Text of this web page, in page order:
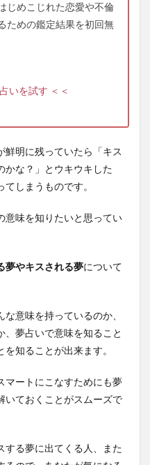
じめこじれた恋愛や不倫
ための鑑定結果を初回無
いを試す ＜＜
鮮明に残っていたら「キス
かな？」とウキウキした
しまうものです。
意味を知りたいと思ってい
夢やキスされる夢について
意味を持っているのか、
、夢占いで意味を知ること
知ることが出来ます。
マートにこなすためにも夢
いておくことがスムーズで
する夢に出てくる人、また